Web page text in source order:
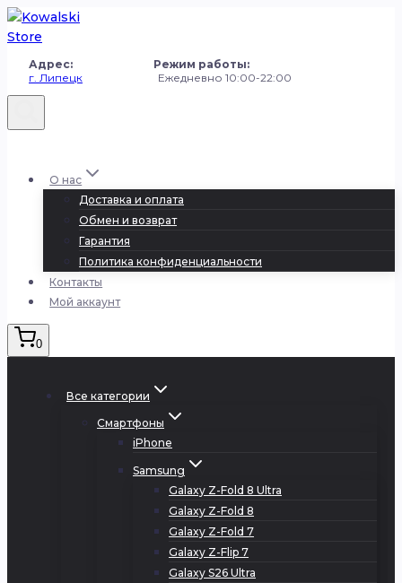
Перейти
к
Адрес: Режим работы:
г. Липецк Ежедневно 10:00-22:00
О нас
Доставка и оплата
Обмен и возврат
Гарантия
Политика конфиденциальности
Контакты
Мой аккаунт
0
Все категории
Смартфоны
iPhone
Samsung
Galaxy Z-Fold 8 Ultra
Galaxy Z-Fold 8
Galaxy Z-Fold 7
Galaxy Z-Flip 7
Galaxy S26 Ultra